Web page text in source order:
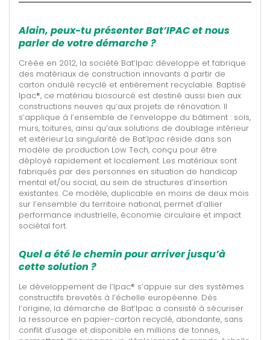
Alain, peux-tu présenter Bat’IPAC et nous
parler de votre démarche ?
Créée en 2012, la société Bat’Ipac développe et fabrique
des matériaux de construction innovants à partir de
carton ondulé recyclé et entièrement recyclable. Baptisé
Ipac®, ce matériau biosourcé est destiné aussi bien aux
constructions neuves qu’aux projets de rénovation. Il
s’applique à l’ensemble de l’enveloppe du bâtiment : sols,
murs, toitures, ainsi qu’aux solutions de doublage intérieur
et extérieur.La singularité de Bat’Ipac réside dans son
modèle de production Low Tech, conçu pour être
déployé rapidement et localement. Les matériaux sont
fabriqués par des personnes en situation de handicap
mental et/ou social, au sein de structures d’insertion
existantes. Ce modèle, duplicable en moins de deux mois
sur l’ensemble du territoire national, permet d’allier
performance industrielle, économie circulaire et impact
sociétal fort.
Quel a été le chemin pour arriver jusqu’à
cette solution ?
Le développement de l’Ipac® s’appuie sur des systèmes
constructifs brevetés à l’échelle européenne. Dès
l’origine, la démarche de Bat’Ipac a consisté à sécuriser
la ressource en papier-carton recyclé, abondante, sans
conflit d’usage et disponible en millions de tonnes,